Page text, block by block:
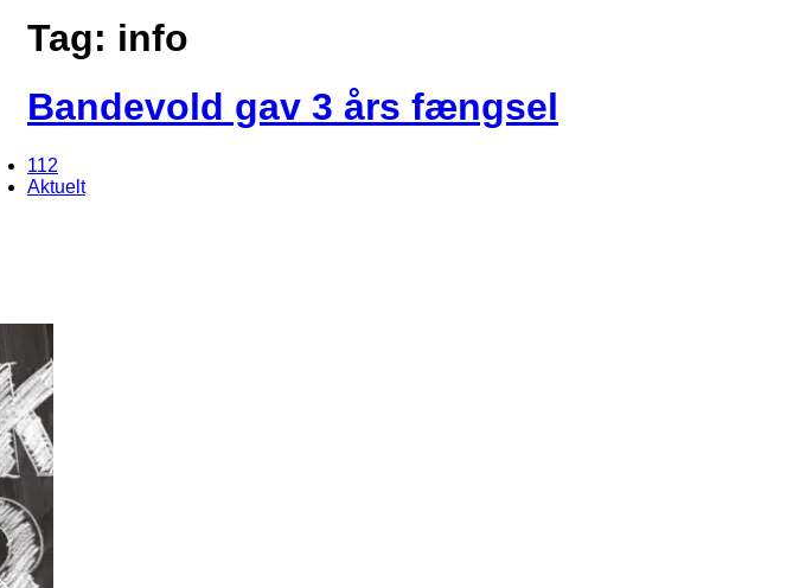
Tag: info
Bandevold gav 3 års fængsel
112
Aktuelt